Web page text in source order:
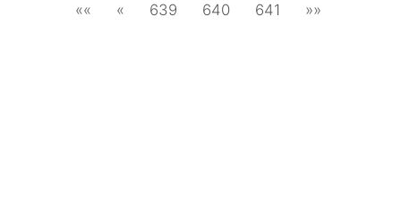
«« « 639 640 641 »»